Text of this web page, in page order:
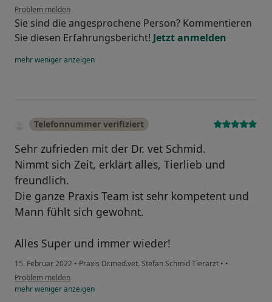
Problem melden
Sie sind die angesprochene Person? Kommentieren
Sie diesen Erfahrungsbericht! Jetzt anmelden
mehrwenigeranzeigen
Telefonnummer verifiziert
Sehr zufrieden mit der Dr. vet Schmid.
Nimmt sich Zeit, erklärt alles, Tierlieb und
freundlich.
Die ganze Praxis Team ist sehr kompetent und
Mann fühlt sich gewohnt.
Alles Super und immer wieder!
15. Februar 2022 • Praxis Dr.med.vet. Stefan Schmid Tierarzt • •
Problem melden
mehrwenigeranzeigen